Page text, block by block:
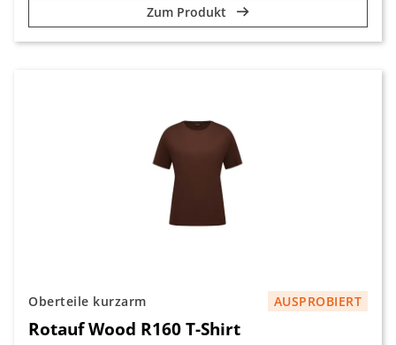
Zum Produkt
Oberteile kurzarm AUSPROBIERT
Rotauf Wood R160 T-Shirt